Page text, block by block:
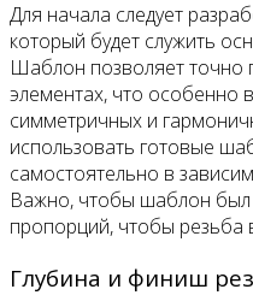
Для начала следует
который будет служить
Шаблон позволяет точно
элементах, что особенно
симметричных и
использовать готовые
самостоятельно в
Важно, чтобы шаблон был
пропорций, чтобы резьба
Глубина и финиш